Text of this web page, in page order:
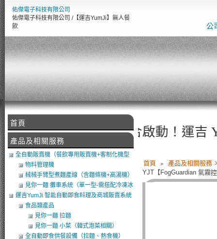
佑傑電子科技有限公司
佑傑電子科技有限公司 /【運吉YumJi】無人餐
飲
公
傑電子智慧設備整合啟動！運吉
首頁 ﹥ 產品及相關服務
YJT【FogGuardian 氣霧
首頁
產品及相關服務
全自動販賣機（餐飲專用販賣機+客制化機型
+軟體開發）
物料管理機
械械手臂型煮麵產線（含麵條機+高湯機）
（可搭POS）
見你一麵 攤車系統（單一型-需搭配冷凍冰
庫）
運吉YumJi 智能自動即食料理及商城販賣系統
食品類產品
見你一麵 拉麵
見你一麵 小菜（韓式泡菜相關）
全自動即食供餐設備（拉麵、熱食機）